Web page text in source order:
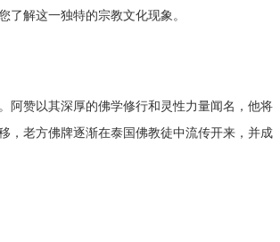
解这一独特的宗教文化现象。
阿赞以其深厚的佛学修行和灵性力量闻名，他将
，老方佛牌逐渐在泰国佛教徒中流传开来，并成